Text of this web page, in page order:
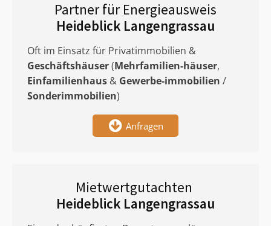
Partner für Energieausweis
Heideblick Langengrassau
Oft im Einsatz für Privatimmobilien &
Geschäftshäuser(Mehrfamilien-häuser,
Einfamilienhaus & Gewerbe-immobilien /
Sonderimmobilien)
Anfragen
Mietwertgutachten
Heideblick Langengrassau